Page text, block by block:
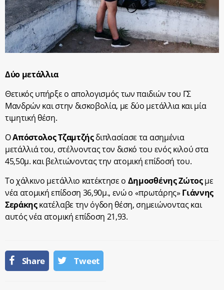
Δύο μετάλλια
Θετικός υπήρξε ο απολογισμός των παιδιών του ΓΣ
Μανδρών και στην δισκοβολία, με δύο μετάλλια και μία
τιμητική θέση.
ΟΑπόστολος Τζαμτζήςδιπλασίασε τα ασημένια
μετάλλιά του, στέλνοντας τον δισκό του ενός κιλού στα
45,50μ. και βελτιώνοντας την ατομική επίδοσή του.
Το χάλκινο μετάλλιο κατέκτησε ο Δημοσθένης Ζώτοςμε
νέα ατομική επίδοση 36,90μ., ενώ ο «πρωτάρης» Γιάννης
Σεράκηςκατέλαβε την όγδοη θέση, σημειώνοντας και
αυτός νέα ατομική επίδοση 21,93.
Share Tweet